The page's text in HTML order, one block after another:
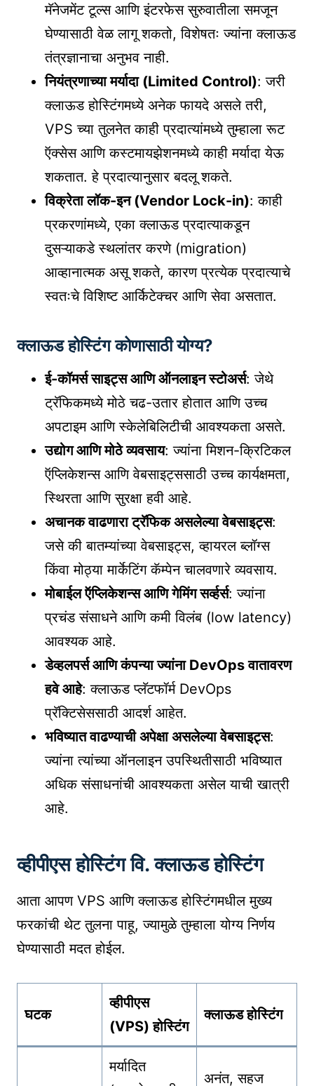
मॅनेजमेंट टूल्स आणि इंटरफेस सुरुवातीला समजून
घेण्यासाठी वेळ लागू शकतो, विशेषतः ज्यांना क्लाऊड
तंत्रज्ञानाचा अनुभव नाही.
नियंत्रणाच्या मर्यादा (Limited Control): जरी
क्लाऊड होस्टिंगमध्ये अनेक फायदे असले तरी,
VPS च्या तुलनेत काही प्रदात्यांमध्ये तुम्हाला रूट
ऍक्सेस आणि कस्टमायझेशनमध्ये काही मर्यादा येऊ
शकतात. हे प्रदात्यानुसार बदलू शकते.
विक्रेता लॉक-इन (Vendor Lock-in): काही
प्रकरणांमध्ये, एका क्लाऊड प्रदात्याकडून
दुसऱ्याकडे स्थलांतर करणे (migration)
आव्हानात्मक असू शकते, कारण प्रत्येक प्रदात्याचे
स्वतःचे विशिष्ट आर्किटेक्चर आणि सेवा असतात.
क्लाऊड होस्टिंग कोणासाठी योग्य?
ई-कॉमर्स साइट्स आणि ऑनलाइन स्टोअर्स: जेथे
ट्रॅफिकमध्ये मोठे चढ-उतार होतात आणि उच्च
अपटाइम आणि स्केलेबिलिटीची आवश्यकता असते.
उद्योग आणि मोठे व्यवसाय: ज्यांना मिशन-क्रिटिकल
ऍप्लिकेशन्स आणि वेबसाइट्ससाठी उच्च कार्यक्षमता,
स्थिरता आणि सुरक्षा हवी आहे.
अचानक वाढणारा ट्रॅफिक असलेल्या वेबसाइट्स:
जसे की बातम्यांच्या वेबसाइट्स, व्हायरल ब्लॉग्स
किंवा मोठ्या मार्केटिंग कॅम्पेन चालवणारे व्यवसाय.
मोबाईल ऍप्लिकेशन्स आणि गेमिंग सर्व्हर्स: ज्यांना
प्रचंड संसाधने आणि कमी विलंब (low latency)
आवश्यक आहे.
डेव्हलपर्स आणि कंपन्या ज्यांना DevOps वातावरण
हवे आहे: क्लाऊड प्लॅटफॉर्म DevOps
प्रॅक्टिसेससाठी आदर्श आहेत.
भविष्यात वाढण्याची अपेक्षा असलेल्या वेबसाइट्स:
ज्यांना त्यांच्या ऑनलाइन उपस्थितीसाठी भविष्यात
अधिक संसाधनांची आवश्यकता असेल याची खात्री
आहे.
व्हीपीएस होस्टिंग वि. क्लाऊड होस्टिंग
आता आपण VPS आणि क्लाऊड होस्टिंगमधील मुख्य
फरकांची थेट तुलना पाहू, ज्यामुळे तुम्हाला योग्य निर्णय
घेण्यासाठी मदत होईल.
घटक
व्हीपीएस
(VPS) होस्टिंग
क्लाऊड होस्टिंग
मर्यादित
अनंत, सहज